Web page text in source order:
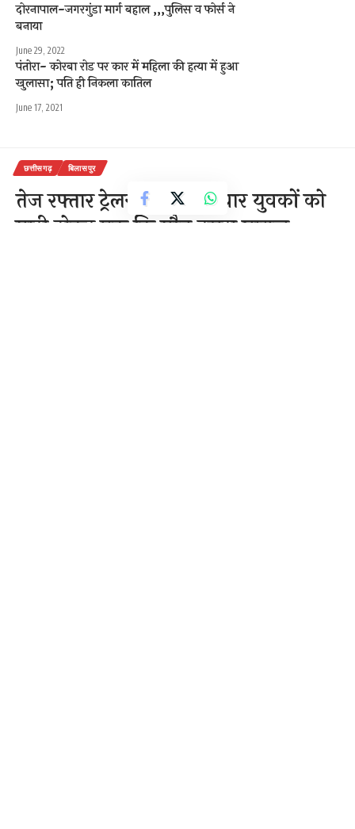
दोरनापाल-जगरगुंडा मार्ग बहाल ,,,पुलिस व फोर्स ने
बनाया
June 29, 2022
पंतोरा- कोरबा रोड पर कार में महिला की हत्या में हुआ
खुलासा; पति ही निकला कातिल
June 17, 2021
छत्तीसगढ़ बिलासपुर
तेज रफ्तार ट्रेलर ने बाइक सवार युवकों को
मारी ठोकर एक कि मौत दूसरा घायल